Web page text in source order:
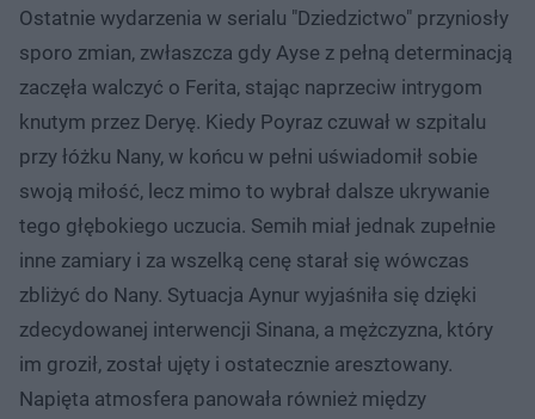
Ostatnie wydarzenia w serialu "Dziedzictwo" przyniosły
sporo zmian, zwłaszcza gdy Ayse z pełną determinacją
zaczęła walczyć o Ferita, stając naprzeciw intrygom
knutym przez Deryę. Kiedy Poyraz czuwał w szpitalu
przy łóżku Nany, w końcu w pełni uświadomił sobie
swoją miłość, lecz mimo to wybrał dalsze ukrywanie
tego głębokiego uczucia. Semih miał jednak zupełnie
inne zamiary i za wszelką cenę starał się wówczas
zbliżyć do Nany. Sytuacja Aynur wyjaśniła się dzięki
zdecydowanej interwencji Sinana, a mężczyzna, który
im groził, został ujęty i ostatecznie aresztowany.
Napięta atmosfera panowała również między